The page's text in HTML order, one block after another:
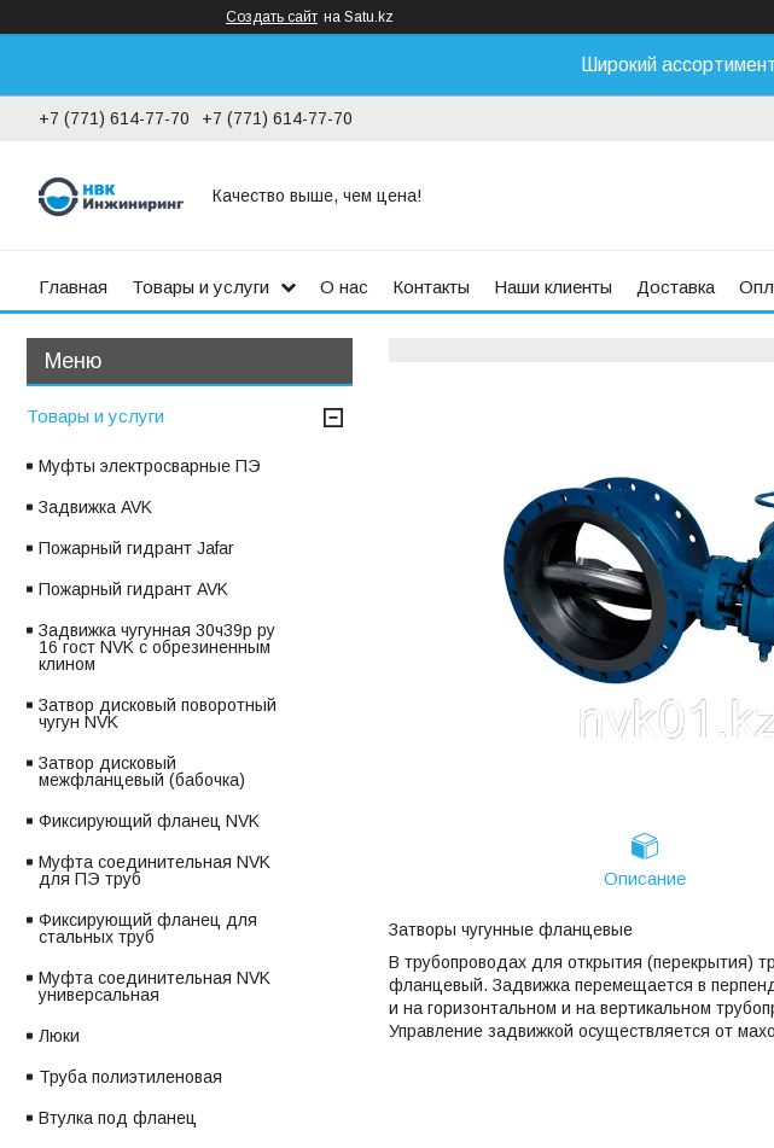
Создать сайт на Satu.kz
Широкий
+7 (771) 614-77-70 +7 (771) 614-77-70
Качество выше, чем цена!
Главная Товары и услуги О нас Контакты Наши клиенты Доставка
Описание
Затворы чугунные фланцевые
В трубопроводах для открытия (перекрытия)
фланцевый. Задвижка перемещается в
и на горизонтальном и на вертикальном
Управление задвижкой осуществляется от
Товары и услуги
Муфты электросварные ПЭ
Задвижка AVK
Пожарный гидрант Jafar
Пожарный гидрант AVK
Задвижка чугунная 30ч39р ру
16 гост NVK с обрезиненным
клином
Затвор дисковый поворотный
чугун NVK
Затвор дисковый
межфланцевый (бабочка)
Фиксирующий фланец NVK
Муфта соединительная NVK
для ПЭ труб
Фиксирующий фланец для
стальных труб
Муфта соединительная NVK
универсальная
Люки
Труба полиэтиленовая
Втулка под фланец